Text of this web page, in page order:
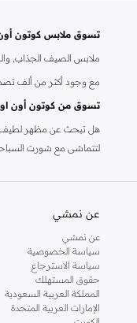
تسوق ملابس كوتون أون
ملابس الصيف الجذاب,
مع وجود أكثر من ألف
تسوق من كوتون أون
هل تبحث عن مظهر لطيف
لتتماشى مع شورت
السريع والدفع نقداًعند التسليم
عن نمشي
عن نمشي
سياسة الخصوصية
سياسة الاسترجاع
حقوق المستهلك
المملكة العربية السعودية
الإمارات العربية المتحدة